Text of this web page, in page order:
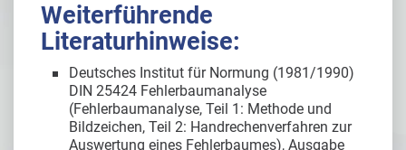
Weiterführende
Literaturhinweise:
Deutsches Institut für Normung (1981/1990)
DIN 25424 Fehlerbaumanalyse
(Fehlerbaumanalyse, Teil 1: Methode und
Bildzeichen, Teil 2: Handrechenverfahren zur
Auswertung eines Fehlerbaumes), Ausgabe